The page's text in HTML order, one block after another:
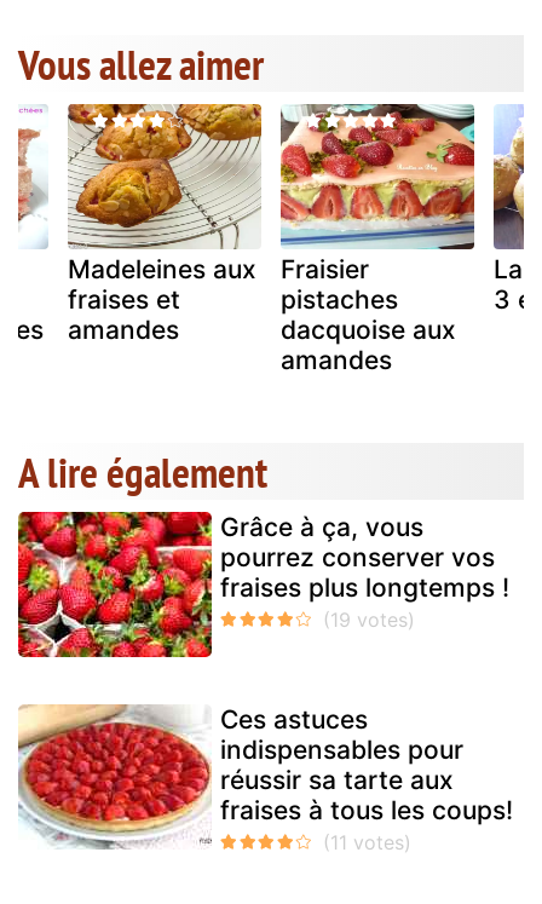
Vous allez aimer
Madeleines aux
fraises et
amandes
Fraisier
pistaches
dacquoise aux
amandes
La
3
A lire également
Grâce à ça, vous
pourrez conserver vos
fraises plus longtemps !
Ces astuces
indispensables pour
réussir sa tarte aux
fraises à tous les coups!